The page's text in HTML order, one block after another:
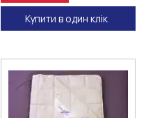
Купити в один клік